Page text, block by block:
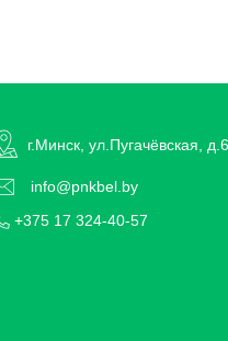
г.Минск, ул.Пугачёвская,
info@pnkbel.by
+375 17 324-40-57